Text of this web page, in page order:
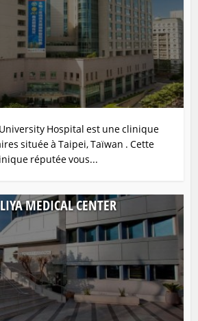
Hospital est une clinique
située à Taipei, Taïwan . Cette
réputée vous...
MEDICAL CENTER